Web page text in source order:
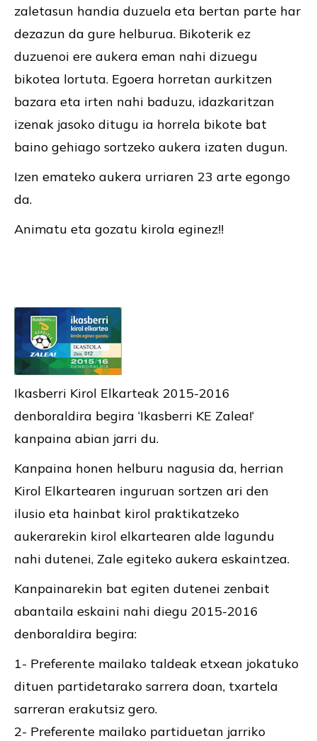
zaletasun handia duzuela eta bertan parte har
dezazun da gure helburua. Bikoterik ez
duzuenoi ere aukera eman nahi dizuegu
bikotea lortuta. Egoera horretan aurkitzen
bazara eta irten nahi baduzu, idazkaritzan
izenak jasoko ditugu ia horrela bikote bat
baino gehiago sortzeko aukera izaten dugun.
Izen emateko aukera urriaren 23 arte egongo
da.
Animatu eta gozatu kirola eginez!!
Ikasberri Kirol Elkarteak 2015-2016
denboraldira begira ‘Ikasberri KE Zalea!‘
kanpaina abian jarri du.
Kanpaina honen helburu nagusia da, herrian
Kirol Elkartearen inguruan sortzen ari den
ilusio eta hainbat kirol praktikatzeko
aukerarekin kirol elkartearen alde lagundu
nahi dutenei, Zale egiteko aukera eskaintzea.
Kanpainarekin bat egiten dutenei zenbait
abantaila eskaini nahi diegu 2015-2016
denboraldira begira:
1- Preferente mailako taldeak etxean jokatuko
dituen partidetarako sarrera doan, txartela
sarreran erakutsiz gero.
2- Preferente mailako partiduetan jarriko